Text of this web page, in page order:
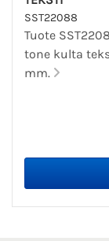
SST22088
Tuote
tone kulta
mm.